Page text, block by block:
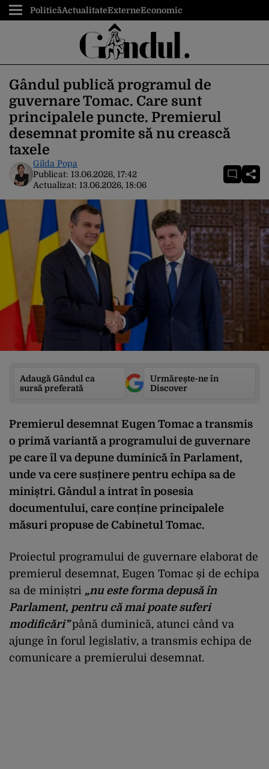
PoliticăActualitateExterneEconomic
Gândul publică programul de
guvernare Tomac. Care sunt
principalele puncte. Premierul
desemnat promite să nu crească
taxele
Gilda Popa
Publicat: 13.06.2026, 17:42
Actualizat: 13.06.2026, 18:06
Adaugă Gândul ca
sursă preferată
Urmărește-ne în
Discover
Premierul desemnat Eugen Tomac a transmis
o primă variantă a programului de guvernare
pe care îl va depune duminică în Parlament,
unde va cere susținere pentru echipa sa de
miniștri. Gândul a intrat în posesia
documentului, care conține principalele
măsuri propuse de Cabinetul Tomac.
Proiectul programului de guvernare elaborat de
premierul desemnat, Eugen Tomac și de echipa
sa de miniștri „nu este forma depusă în
Parlament, pentru că mai poate suferi
modificări” până duminică, atunci când va
ajunge în forul legislativ, a transmis echipa de
comunicare a premierului desemnat.